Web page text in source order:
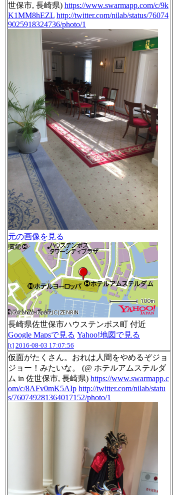
世保市, 長崎県) https://www.swarmapp.com/c/9k
K1MM8hEZL http://twitter.com/nilab/status/76074
9025918324736/photo/1
元の画像を見る
長崎県佐世保市ハウステンボス町 付近
Google Mapsで見る Yahoo!地図で見る
[t] 2016-08-03 17:07:56
仮面がたくさん。おれは人間をやめるぞジョ
ジョー！みたいな。 (@ ホテルアムステルダ
ム in 佐世保市, 長崎県) https://www.swarmapp.c
om/c/8AFv0mK5AIp http://twitter.com/nilab/statu
s/760749281364017152/photo/1